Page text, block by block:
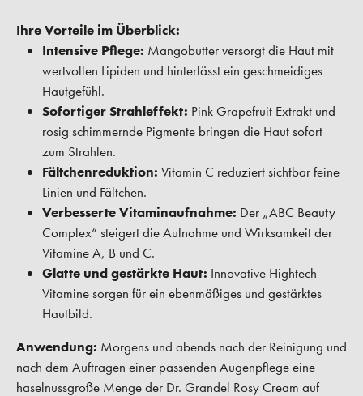
Ihre Vorteile im Überblick:
Intensive Pflege: Mangobutter versorgt die Haut mit
wertvollen Lipiden und hinterlässt ein geschmeidiges
Hautgefühl.
Sofortiger Strahleffekt: Pink Grapefruit Extrakt und
rosig schimmernde Pigmente bringen die Haut sofort
zum Strahlen.
Fältchenreduktion: Vitamin C reduziert sichtbar feine
Linien und Fältchen.
Verbesserte Vitaminaufnahme: Der „ABC Beauty
Complex“ steigert die Aufnahme und Wirksamkeit der
Vitamine A, B und C.
Glatte und gestärkte Haut: Innovative Hightech-
Vitamine sorgen für ein ebenmäßiges und gestärktes
Hautbild.
Anwendung: Morgens und abends nach der Reinigung und
nach dem Auftragen einer passenden Augenpflege eine
haselnussgroße Menge der Dr. Grandel Rosy Cream auf